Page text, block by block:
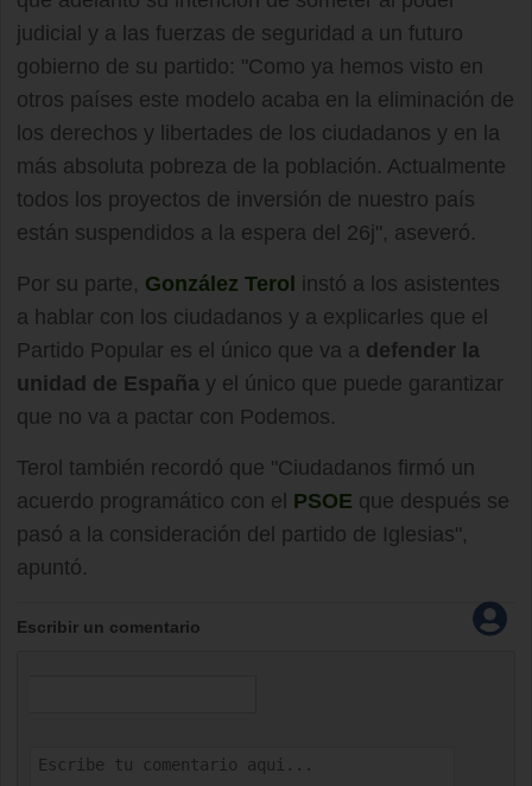
judicial y a las fuerzas de seguridad a un futuro
gobierno de su partido: "Como ya hemos visto en
otros países este modelo acaba en la eliminación de
los derechos y libertades de los ciudadanos y en la
más absoluta pobreza de la población. Actualmente
todos los proyectos de inversión de nuestro país
están suspendidos a la espera del 26j", aseveró.
Por su parte, González Terol instó a los asistentes
a hablar con los ciudadanos y a explicarles que el
Partido Popular es el único que va a defender la
unidad de España y el único que puede garantizar
que no va a pactar con Podemos.
Terol también recordó que "Ciudadanos firmó un
acuerdo programático con el PSOE que después se
pasó a la consideración del partido de Iglesias",
apuntó.
Escribir un comentario